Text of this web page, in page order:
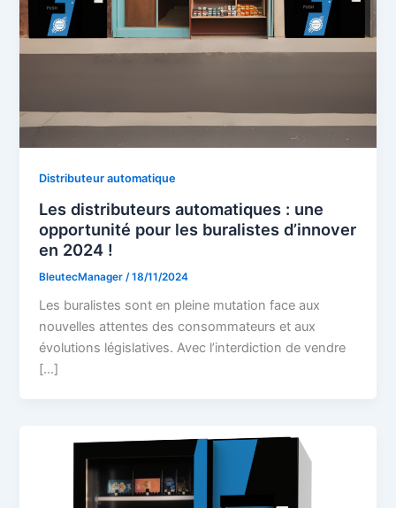
Distributeur automatique
Les distributeurs automatiques : une
opportunité pour les buralistes d’innover
en 2024 !
BleutecManager /18/11/2024
Les buralistes sont en pleine mutation face aux
nouvelles attentes des consommateurs et aux
évolutions législatives. Avec l’interdiction de vendre
[…]